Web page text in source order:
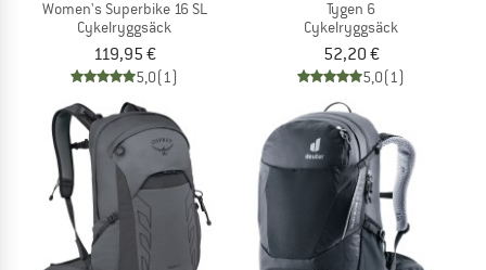
Women's Superbike 16 SL
Cykelryggsäck
119,95 €
5,0(1)
Tygen 6
Cykelryggsäck
52,20 €
5,0(1)